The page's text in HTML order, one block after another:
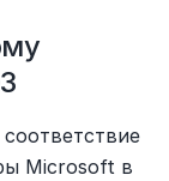
Microsoft в